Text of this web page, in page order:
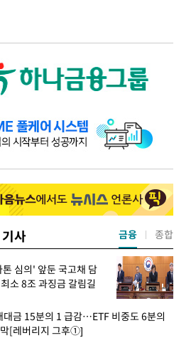
사
심의' 앞둔 국고채 담
소 8조 과징금 갈림길
대금 15분의 1 급감…ETF 비중도 6분의
[레버리지 그후①]
금융 종합